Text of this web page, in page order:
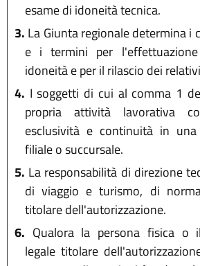
esame di idoneità tecnica.
3. La Giunta regionale determina i
e i termini per
idoneità e per il rilascio dei
4. I soggetti di cui al comma 1
propria attività lavorativa
esclusività e continuità in
filiale o succursale.
5. La responsabilità di direzione
di viaggio e turismo, di
titolare dell'autorizzazione.
6. Qualora la persona fisica o
legale titolare